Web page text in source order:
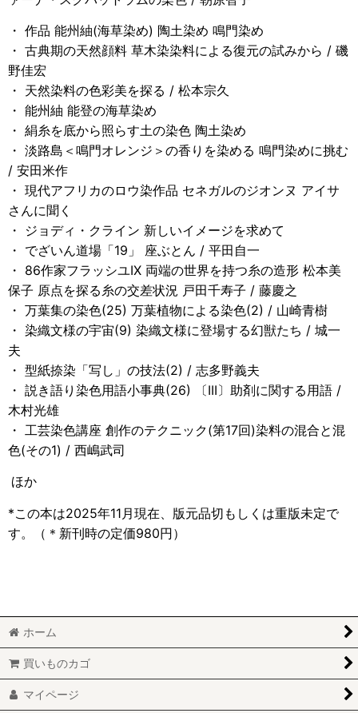
・ 作品 能州紬(海草染め) 陶土染め 鳴門染め
・ 古典期の天然顔料 草木染染料による復元の試みから / 磯
野佳宏
・ 天然染料の色彩美を探る / 松本宗久
・ 能州紬 能登の海草染め
・ 絹糸を底から照らす土の染色 陶土染め
・ 淡路島＜鳴門オレンジ＞の香りを染める 鳴門染めに挑む
/ 安田米作
・ 現代アフリカのロウ染作品 セネガルのジオンヌ アイサ
さんに聞く
・ ジョディ・クライン 新しいイメージを求めて
・ でざいん道場「19」 座ぶとん / 平田自一
・ 86作家フラッシユIX 両端の世界を持つ糸の造形 松本美
保子 原点を探る糸の交差状況 戸田千寿子 / 藤慶之
・ 万葉集の染色(25) 万葉植物による染色(2) / 山崎青樹
・ 染織文様の宇宙(9) 染織文様に登場する幻獣たち / 城一
夫
・ 型紙捺染「写し」の技法(2) / 志多野義夫
・ 説き語り染色用語小事典(26) 〔III〕助剤に関する用語 /
木村光雄
・ 工芸染色講座 創作のテクニック(第17回)染料の混合と混
色(その1) / 西嶋武司
ほか
*この本は2025年11月現在、版元品切もしくは重版未定で
す。
（＊新刊時の定価980円）
ホーム
買いものカゴ
マイページ